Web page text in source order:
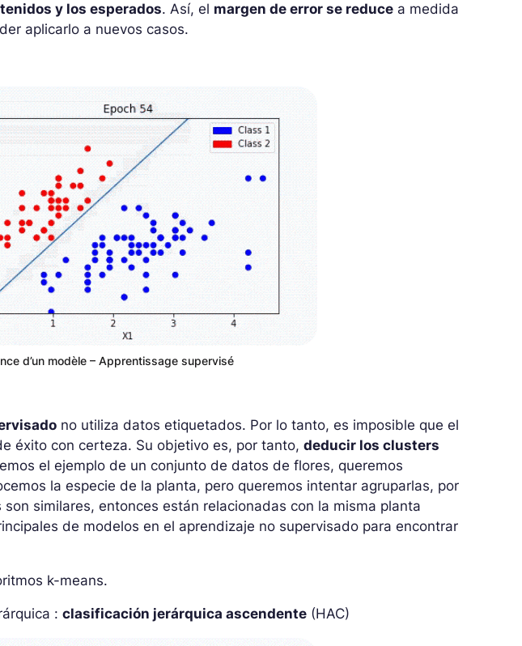
y los esperados. Así, el margen de error se reduce a medida
aplicarlo a nuevos casos.
d’un modèle – Apprentissage supervisé
no utiliza datos etiquetados. Por lo tanto, es imposible que el
éxito con certeza. Su objetivo es, por tanto,deducir los clusters
el ejemplo de un conjunto de datos de flores, queremos
la especie de la planta, pero queremos intentar agruparlas, por
similares, entonces están relacionadas con la misma planta
de modelos en el aprendizaje no supervisado para encontrar
k-means.
:clasificación jerárquica ascendente (HAC)